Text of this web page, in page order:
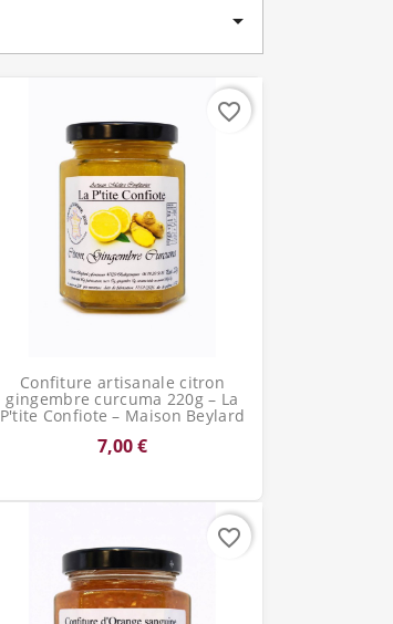

Aperçu rapide
Confiture artisanale citron
gingembre curcuma 220g – La
P'tite Confiote – Maison Beylard
7,00 €
favorite_border
favorite_border